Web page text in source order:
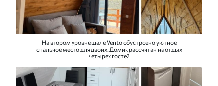
На втором уровне шале Vento обустроено уютное
спальное место для двоих. Домик рассчитан на отдых
четырех гостей